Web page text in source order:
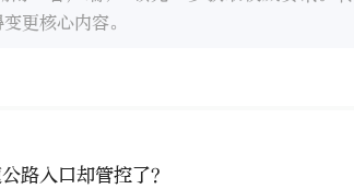
更核心内容。
路入口却管控了？